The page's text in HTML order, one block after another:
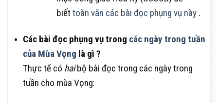
biết toàn văn các bài đọc phụng vụ này.
Các bài đọc phụng vụ trong các ngày trong tuần
của Mùa Vọng là gì ?
Thực tế có haibộ bài đọc trong các ngày trong
tuần cho mùa Vọng: